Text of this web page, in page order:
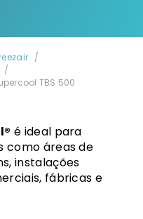
TBS 500
é ideal para
como áreas de
instalações
fábricas e